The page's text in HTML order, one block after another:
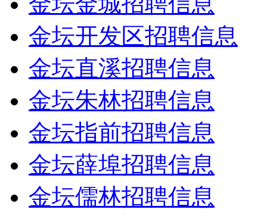
金坛开发区招聘信息
金坛直溪招聘信息
金坛朱林招聘信息
金坛指前招聘信息
金坛薛埠招聘信息
金坛儒林招聘信息